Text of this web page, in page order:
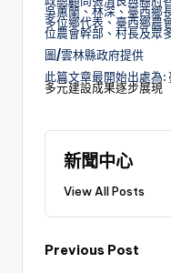
吳蕙蘭、林深、臺西鄉
多位鄉代表、臺西鄉農
位農會幹部、村長及眾
圖/雲林縣政府提供
此篇文章最開始出處為:
多元建設成果逐步展現
新聞中心
View All Posts
Previous Post